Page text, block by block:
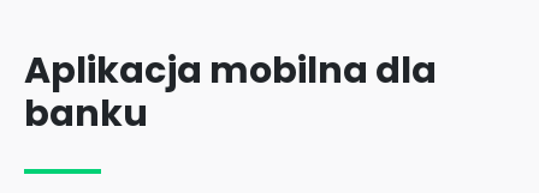
Aplikacja mobilna dla
banku